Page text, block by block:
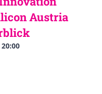
Austria
20:00